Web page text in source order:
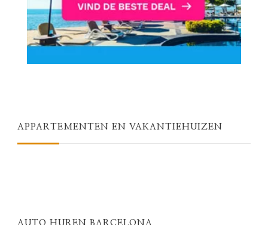
APPARTEMENTEN EN VAKANTIEHUIZEN
AUTO HUREN BARCELONA